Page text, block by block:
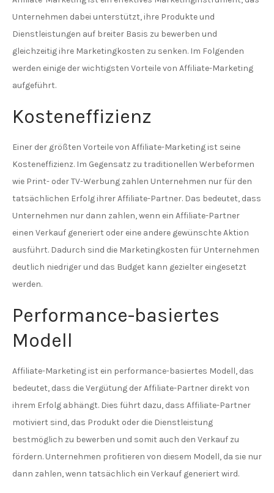
Unternehmen dabei unterstützt, ihre Produkte und
Dienstleistungen auf breiter Basis zu bewerben und
gleichzeitig ihre Marketingkosten zu senken. Im Folgenden
werden einige der wichtigsten Vorteile von Affiliate-Marketing
aufgeführt.
Kosteneffizienz
Einer der größten Vorteile von Affiliate-Marketing ist seine
Kosteneffizienz. Im Gegensatz zu traditionellen Werbeformen
wie Print- oder TV-Werbung zahlen Unternehmen nur für den
tatsächlichen Erfolg ihrer Affiliate-Partner. Das bedeutet, dass
Unternehmen nur dann zahlen, wenn ein Affiliate-Partner
einen Verkauf generiert oder eine andere gewünschte Aktion
ausführt. Dadurch sind die Marketingkosten für Unternehmen
deutlich niedriger und das Budget kann gezielter eingesetzt
werden.
Performance-basiertes
Modell
Affiliate-Marketing ist ein performance-basiertes Modell, das
bedeutet, dass die Vergütung der Affiliate-Partner direkt von
ihrem Erfolg abhängt. Dies führt dazu, dass Affiliate-Partner
motiviert sind, das Produkt oder die Dienstleistung
bestmöglich zu bewerben und somit auch den Verkauf zu
fördern. Unternehmen profitieren von diesem Modell, da sie nur
dann zahlen, wenn tatsächlich ein Verkauf generiert wird.